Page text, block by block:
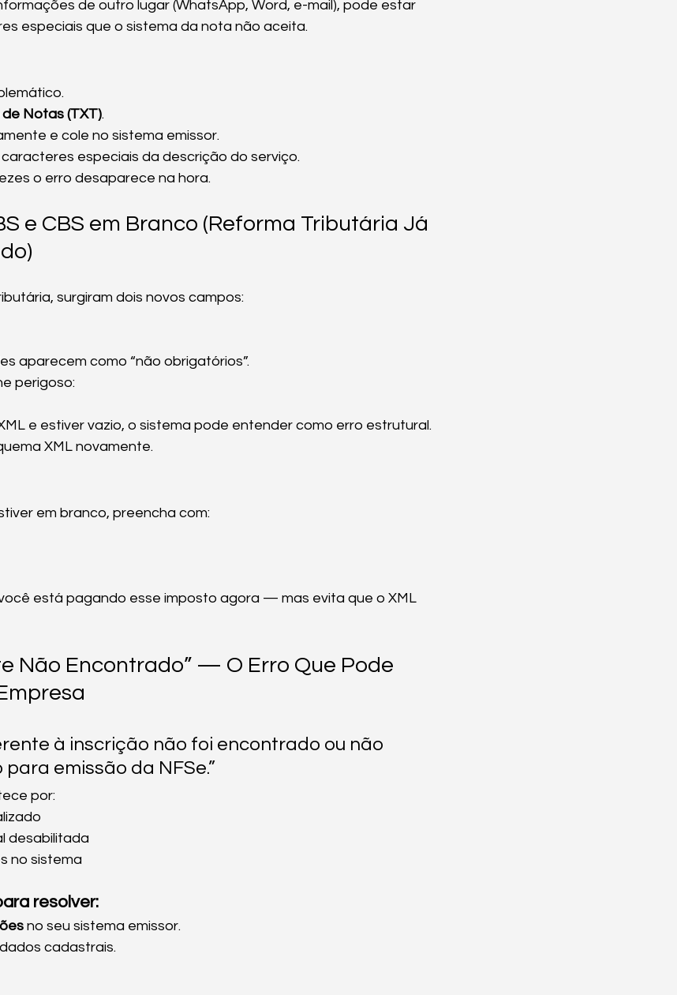
de outro lugar (WhatsApp, Word, e-mail), pode estar
especiais que o sistema da nota não aceita.
de Notas (TXT).
e cole no sistema emissor.
especiais da descrição do serviço.
o erro desaparece na hora.
e CBS em Branco (Reforma Tributária Já
surgiram dois novos campos:
aparecem como “não obrigatórios”.
perigoso:
e estiver vazio, o sistema pode entender como erro estrutural.
XML novamente.
em branco, preencha com:
está pagando esse imposto agora — mas evita que o XML
Não Encontrado” — O Erro Que Pode
à inscrição não foi encontrado ou não
emissão da NFSe.”
por:
desabilitada
no sistema
resolver:
no seu sistema emissor.
cadastrais.